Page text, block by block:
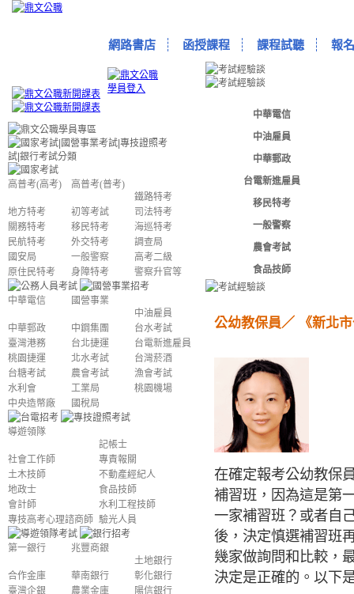
網路書店 函授課程 課程試聽 報
高普考(高考)
高普考(普考)
鐵路特考
地方特考
初等考試
司法特考
關務特考
移民特考
海巡特考
民航特考
外交特考
調查局
國安局
一般警察
高考二級
原住民特考
身障特考 警察升官等
中華電信
國營事業
中油雇員
中華郵政
中鋼集團
台水考試
臺灣港務
台北捷運
台電新進雇員
桃園捷運
北水考試
台灣菸酒
台糖考試
農會考試
漁會考試
水利會
工業局
桃園機場
中央造幣廠
國稅局
導遊領隊
記帳士
社會工作師
專責報關
土木技師
不動產經紀人
地政士
食品技師
會計師
水利工程技師
專技高考心理諮商師 驗光人員
第一銀行
兆豐商銀
土地銀行
合作金庫
華南銀行
彰化銀行
臺灣企銀
農業金庫
陽信銀行
中華電信
中油雇員
中華郵政
台電新進雇員
移民特考
一般警察
農會考試
食品技師
公幼教保員／ 《新北
在確定報考公幼教保
補習班，因為這是第
一家補習班？或者自
後，決定慎選補習班
幾家做詢問和比較，
決定是正確的。以下